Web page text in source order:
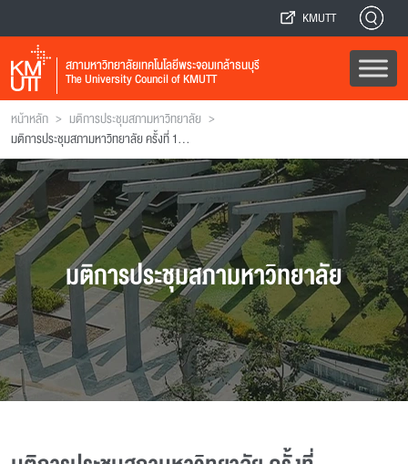
KMUTT
สภามหาวิทยาลัยเทคโนโลยีพระจอมเกล้าธนบุรี
The University Council of KMUTT
หน้าหลัก > มติการประชุมสภามหาวิทยาลัย >
มติการประชุมสภามหาวิทยาลัย ครั้งที่ 11(8/2542)
มติการประชุมสภามหาวิทยาลัย